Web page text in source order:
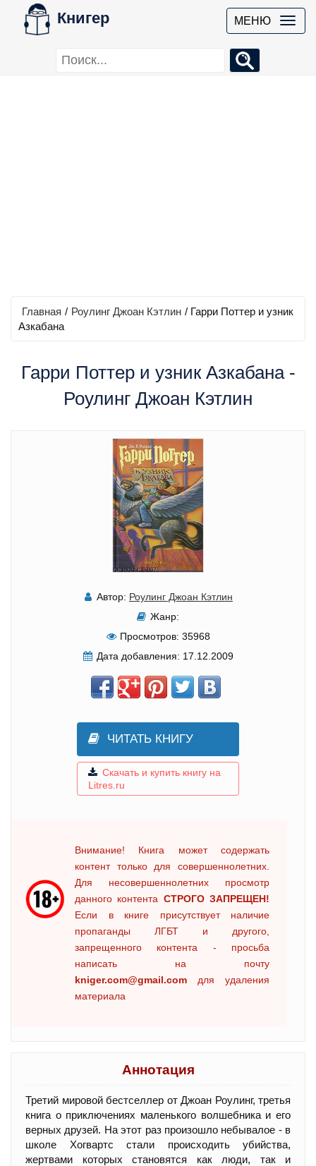
Книгер МЕНЮ
Главная / Роулинг Джоан Кэтлин / Гарри Поттер и узник
Азкабана
Гарри Поттер и узник Азкабана -
Роулинг Джоан Кэтлин
Автор: Роулинг Джоан Кэтлин
Жанр:
Просмотров: 35968
Дата добавления: 17.12.2009
ЧИТАТЬ КНИГУ
Скачать и купить книгу на
Litres.ru
Внимание! Книга может содержать
контент только для совершеннолетних.
Для несовершеннолетних просмотр
данного контента СТРОГО ЗАПРЕЩЕН!
Если в книге присутствует наличие
пропаганды ЛГБТ и другого,
запрещенного контента - просьба
написать на почту
kniger.com@gmail.com для удаления
материала
Аннотация
Третий мировой бестселлер от Джоан Роулинг, третья
книга о приключениях маленького волшебника и его
верных друзей. На этот раз произошло небывалое - в
школе Хогвартс стали происходить убийства,
жертвами которых становятся как люди, так и